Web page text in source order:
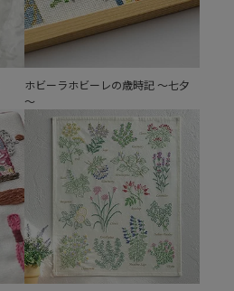
ホビーラホビーレの歳時記 ～七夕
～